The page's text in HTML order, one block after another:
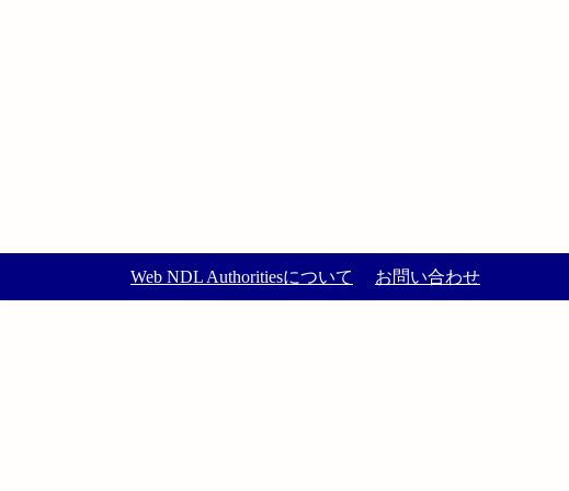
Web NDL Authoritiesについて お問い合わせ